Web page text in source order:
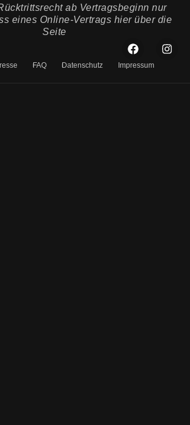
ab Vertragsbeginn nur
eines Online-Vertrags hier über die
Seite
FAQ Datenschutz Impressum